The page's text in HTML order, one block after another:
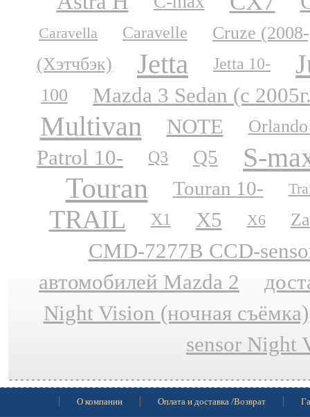
Caravella Caravelle
Cruze
(Хэтчбэк)
Jetta Jetta 10-
100 Mazda 3 Sedan (с
Multivan NOTE
Patrol 10- Q3 Q5 S-
Touran Touran 10-
TRAIL X1 X5 X6
CMD-7277B CCD-
автомобилей Mazda 2
Night Vision (ночная съёмка)
sensor Night
О компании Оплата и доставка /Возврат